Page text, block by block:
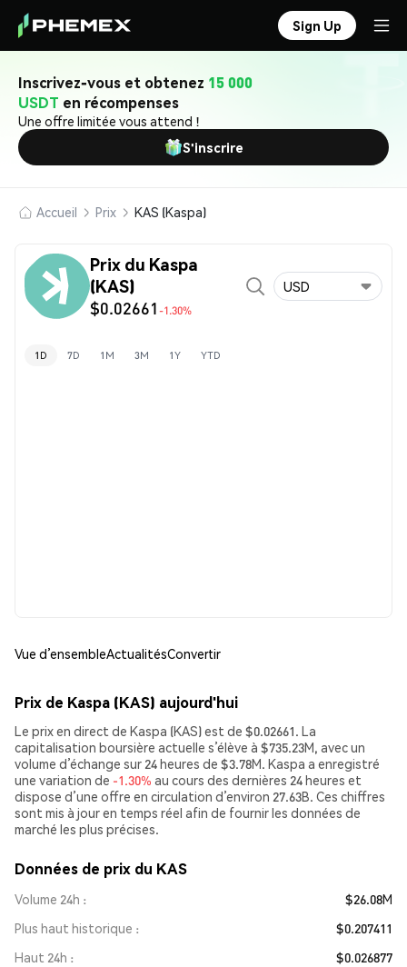
Sign Up
Inscrivez-vous et obtenez 15 000
USDT en récompenses
Une offre limitée vous attend !
S'inscrire
Accueil Prix KAS (Kaspa)
Prix du Kaspa
(KAS)
$0.02661 -1.30%
USD
1D 7D 1M 3M 1Y YTD
Vue d’ensembleActualitésConvertir
Prix de Kaspa (KAS) aujourd'hui
Le prix en direct de Kaspa (KAS) est de $0.02661. La
capitalisation boursière actuelle s’élève à $735.23M, avec un
volume d’échange sur 24 heures de $3.78M. Kaspa a enregistré
une variation de -1.30% au cours des dernières 24 heures et
dispose d’une offre en circulation d’environ 27.63B. Ces chiffres
sont mis à jour en temps réel afin de fournir les données de
marché les plus précises.
Données de prix du KAS
Volume 24h
$26.08M
Plus haut historique
$0.207411
Haut 24h
$0.026877